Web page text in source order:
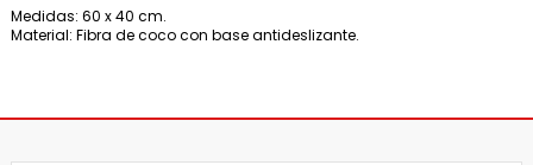
Medidas: 60 x 40 cm.
Material: Fibra de coco con base antideslizante.